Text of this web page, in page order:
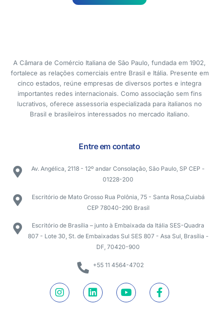
A Câmara de Comércio Italiana de São Paulo, fundada em 1902,
fortalece as relações comerciais entre Brasil e Itália. Presente em
cinco estados, reúne empresas de diversos portes e integra
importantes redes internacionais. Como associação sem fins
lucrativos, oferece assessoria especializada para italianos no
Brasil e brasileiros interessados no mercado italiano.
Entre em contato
Av. Angélica, 2118 - 12º andar Consolação, São Paulo, SP CEP -
01228-200
Escritório de Mato Grosso Rua Polônia, 75 - Santa Rosa,Cuiabá
CEP 78040-290 Brasil
Escritório de Brasília – junto à Embaixada da Itália SES-Quadra
807 - Lote 30, St. de Embaixadas Sul SES 807 - Asa Sul, Brasília -
DF, 70420-900
+55 11 4564-4702